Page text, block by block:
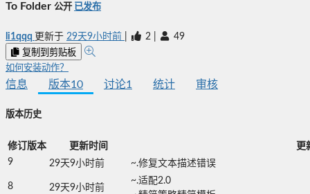
To Folder 公开 已发布
li1qqq 更新于 29天9小时前 2 49
复制到剪贴板
如何安装动作？
信息 版本10 讨论1 统计 审核
版本历史
修订版本 更新时间
更
9
29天9小时前 ~.修复文本描述错误
8 29天9小时前
~.适配2.0